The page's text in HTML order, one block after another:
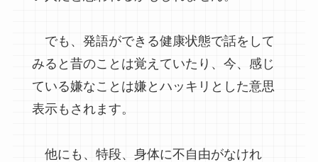
でも、発語ができる健康状態で話をして
みると昔のことは覚えていたり、今、感じ
ている嫌なことは嫌とハッキリとした意思
表示もされます。
他にも、特段、身体に不自由がなけれ